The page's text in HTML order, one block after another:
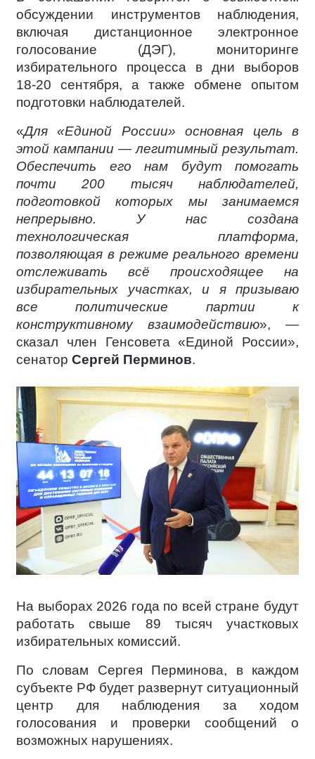
обсуждении инструментов наблюдения,
включая дистанционное электронное
голосование (ДЭГ), мониторинге
избирательного процесса в дни выборов
18-20 сентября, а также обмене опытом
подготовки наблюдателей.
«Для «Единой России» основная цель в
этой кампании — легитимный результат.
Обеспечить его нам будут помогать
почти 200 тысяч наблюдателей,
подготовкой которых мы занимаемся
непрерывно. У нас создана
технологическая платформа,
позволяющая в режиме реального времени
отслеживать всё происходящее на
избирательных участках, и я призываю
все политические партии к
конструктивному взаимодействию», —
сказал член Генсовета «Единой России»,
сенатор Сергей Перминов.
На выборах 2026 года по всей стране будут
работать свыше 89 тысяч участковых
избирательных комиссий.
По словам Сергея Перминова, в каждом
субъекте РФ будет развернут ситуационный
центр для наблюдения за ходом
голосования и проверки сообщений о
возможных нарушениях.